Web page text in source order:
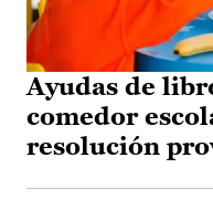
Ayudas de
comedor
resolución